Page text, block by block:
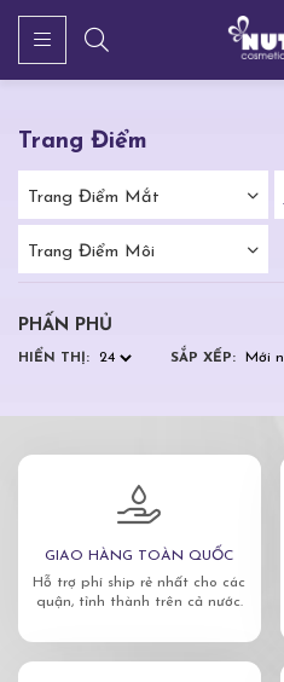
Trang Điểm
Trang Điểm Mắt
Trang Điểm Môi
PHẤN PHỦ
HIỂN THỊ: SẮP XẾP:
GIAO HÀNG TOÀN QUỐC
Hỗ trợ phí ship rẻ nhất cho các
quận, tỉnh thành trên cả nước.